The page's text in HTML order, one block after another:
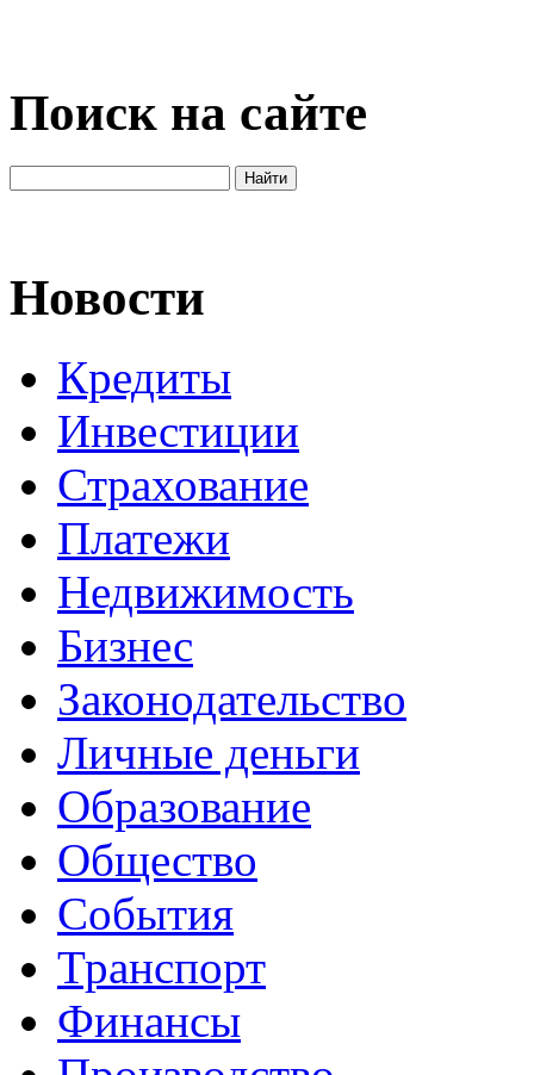
Поиск на сайте
Новости
Кредиты
Инвестиции
Страхование
Платежи
Недвижимость
Бизнес
Законодательство
Личные деньги
Образование
Общество
События
Транспорт
Финансы